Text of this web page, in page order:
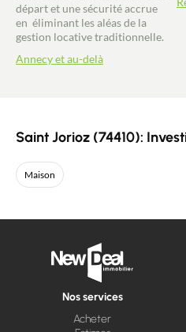
départ et une sécurité accrue
en éliminant les aléas de la
gestion locative traditionnelle.
Annecy et au-delà
Saint Jorioz (74410):
Maison
Nos services
Acheter